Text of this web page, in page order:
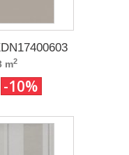
m2
-10%